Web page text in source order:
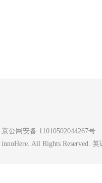
京公网安备 11010502044267号
innoHere. All Rights Reserved.